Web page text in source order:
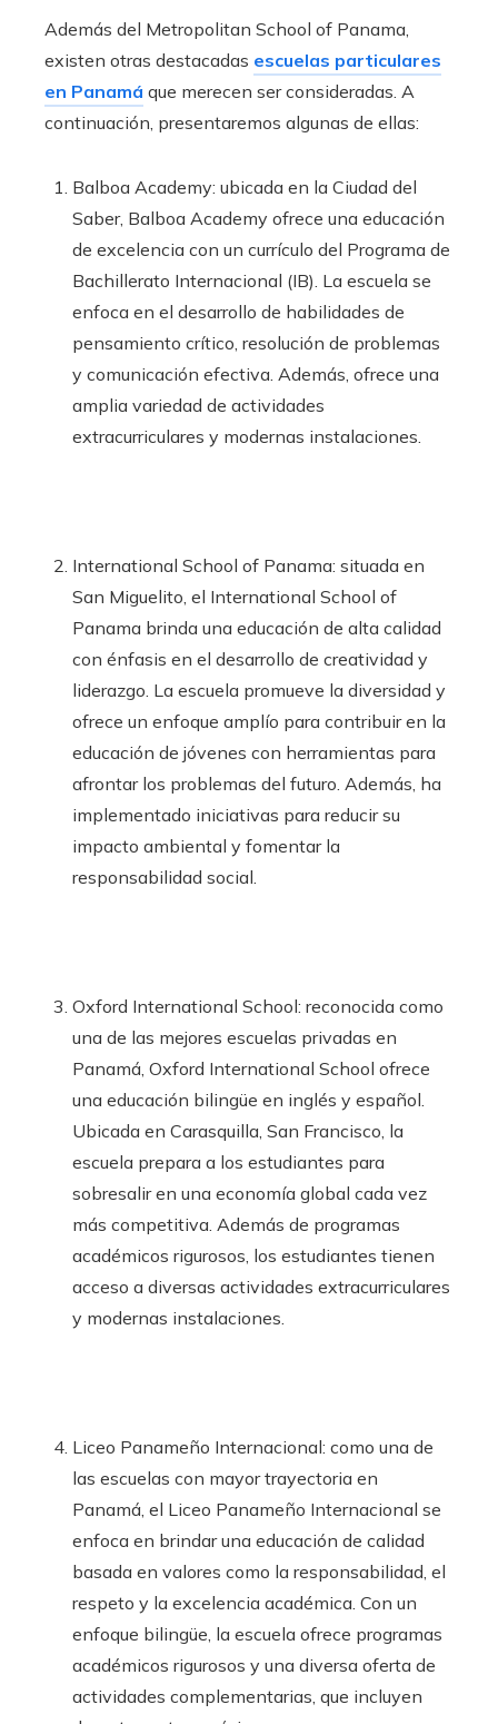
Además del Metropolitan School of Panama,
existen otras destacadas escuelas particulares
en Panamá que merecen ser consideradas. A
continuación, presentaremos algunas de ellas:
Balboa Academy: ubicada en la Ciudad del
Saber, Balboa Academy ofrece una educación
de excelencia con un currículo del Programa de
Bachillerato Internacional (IB). La escuela se
enfoca en el desarrollo de habilidades de
pensamiento crítico, resolución de problemas
y comunicación efectiva. Además, ofrece una
amplia variedad de actividades
extracurriculares y modernas instalaciones.
International School of Panama: situada en
San Miguelito, el International School of
Panama brinda una educación de alta calidad
con énfasis en el desarrollo de creatividad y
liderazgo. La escuela promueve la diversidad y
ofrece un enfoque amplío para contribuir en la
educación de jóvenes con herramientas para
afrontar los problemas del futuro. Además, ha
implementado iniciativas para reducir su
impacto ambiental y fomentar la
responsabilidad social.
Oxford International School: reconocida como
una de las mejores escuelas privadas en
Panamá, Oxford International School ofrece
una educación bilingüe en inglés y español.
Ubicada en Carasquilla, San Francisco, la
escuela prepara a los estudiantes para
sobresalir en una economía global cada vez
más competitiva. Además de programas
académicos rigurosos, los estudiantes tienen
acceso a diversas actividades extracurriculares
y modernas instalaciones.
Liceo Panameño Internacional: como una de
las escuelas con mayor trayectoria en
Panamá, el Liceo Panameño Internacional se
enfoca en brindar una educación de calidad
basada en valores como la responsabilidad, el
respeto y la excelencia académica. Con un
enfoque bilingüe, la escuela ofrece programas
académicos rigurosos y una diversa oferta de
actividades complementarias, que incluyen